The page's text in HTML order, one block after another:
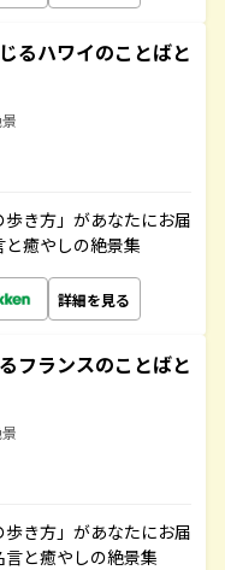
るハワイのことばと
き方」があなたにお届
癒やしの絶景集
詳細を見る
フランスのことばと
き方」があなたにお届
と癒やしの絶景集